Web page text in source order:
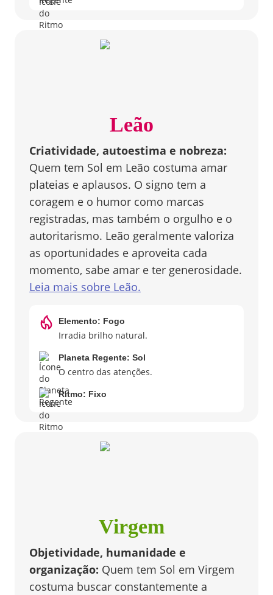
Leão
Criatividade, autoestima e nobreza:
Quem tem Sol em Leão costuma amar
plateias e aplausos. O signo tem a
coragem e o humor como marcas
registradas, mas também o orgulho e o
autoritarismo. Leão geralmente valoriza
as oportunidades e aproveita cada
momento, sabe amar e ter generosidade.
Leia mais sobre Leão.
Elemento: Fogo
Irradia brilho natural.
Planeta Regente: Sol
O centro das atenções.
Ritmo: Fixo
Virgem
Objetividade, humanidade e
organização: Quem tem Sol em Virgem
costuma buscar constantemente a